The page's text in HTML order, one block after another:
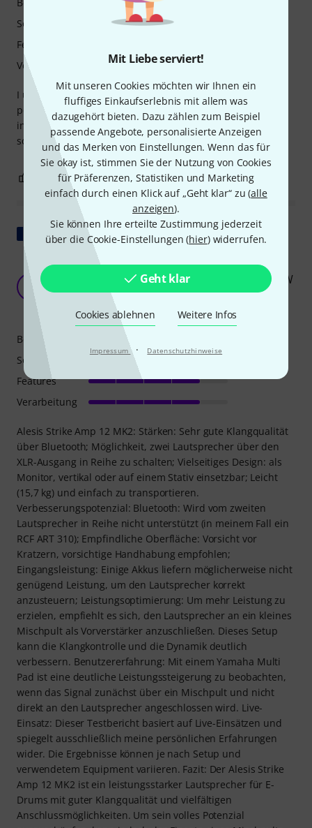
Mit Liebe serviert!
Mit unseren Cookies möchten wir Ihnen ein
fluffiges Einkaufserlebnis mit allem was
dazugehört bieten. Dazu zählen zum Beispiel
passende Angebote, personalisierte Anzeigen
und das Merken von Einstellungen. Wenn das für
Sie okay ist, stimmen Sie der Nutzung von Cookies
für Präferenzen, Statistiken und Marketing
einfach durch einen Klick auf „Geht klar“ zu (alle
anzeigen).
Sie können Ihre erteilte Zustimmung jederzeit
über die Cookie-Einstellungen (hier) widerrufen.
Geht klar
Cookies ablehnen Weitere Infos
Impressum · Datenschutzhinweise
I use a Yamaha DTX402 drum set, and this amp provides
power and oomf to every hit and kick. You can integrate an
instrumental mixer to add more variation to your drum
sound.
Sound
Features
Verarbeitung
0 BEWERTUNG MELDEN
Original zeigen
Erste Eindrücke vom Alesis Strike Amp 12 MK2:
Testbericht, Klangqualität, Nennleistung: 1250 W
RMS / 2500 W Spitzenleistung
Denis2592 23.09.2024
Alesis Strike Amp 12 MK2: Stärken: Sehr gute Klangqualität
über Bluetooth; Möglichkeit, zwei Lautsprecher über den
XLR-Ausgang in Reihe zu schalten; Vielseitiges Design: als
Monitor, vertikal oder auf einem Stativ einsetzbar; Leicht
(15,7 kg) und einfach zu transportieren.
Verbesserungspotenzial: Bluetooth: Wird vom zweiten
Lautsprecher in Reihe nicht unterstützt (in meinem Fall ein
RCF ART 310); Empfindliche Oberfläche: Vorsicht vor
Kratzern, vorsichtige Handhabung empfohlen;
Eingangsleistung: Einige Akkus liefern möglicherweise nicht
genügend Leistung, um den Lautsprecher korrekt
anzusteuern; Leistungsoptimierung: Um mehr Leistung zu
erzielen, empfiehlt es sich, den Lautsprecher an ein kleines
Mischpult als Vorverstärker anzuschließen. Dieses Setup
kann die Klangkontrolle und die Dynamik deutlich
verbessern. Benutzererfahrung: Mit einem Yamaha Multi
Pad ist eine deutliche Leistungssteigerung zu beobachten,
wenn das Signal zunächst über ein Mischpult und nicht
direkt an den Lautsprecher angeschlossen wird. Live-
Einsatz: Dieser Testbericht basiert auf Live-Einsätzen und
spiegelt ausschließlich meine persönlichen Erfahrungen
wider. Die Ergebnisse können je nach Setup und
verwendetem Equipment variieren. Fazit: Der Alesis Strike
Amp 12 MK2 ist ein leistungsstarker Lautsprecher für E-
Drums mit guter Klangqualität und vielfältigen
Anschlussmöglichkeiten. Um sein volles Potenzial
Bedienung
Sound
Features
Verarbeitung